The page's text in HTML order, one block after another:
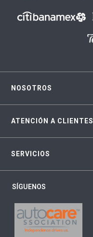
NOSOTROS
ATENCIÓN A CLIENTES
SERVICIOS
SÍGUENOS